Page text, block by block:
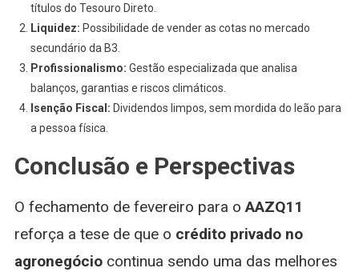
títulos do Tesouro Direto.
Liquidez: Possibilidade de vender as cotas no mercado
secundário da B3.
Profissionalismo: Gestão especializada que analisa
balanços, garantias e riscos climáticos.
Isenção Fiscal: Dividendos limpos, sem mordida do leão para
a pessoa física.
Conclusão e Perspectivas
O fechamento de fevereiro para oAAZQ11
reforça a tese de que o crédito privado no
agronegóciocontinua sendo uma das melhores